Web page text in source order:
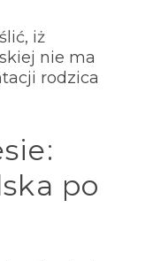
iż
nie ma
rodzica
po